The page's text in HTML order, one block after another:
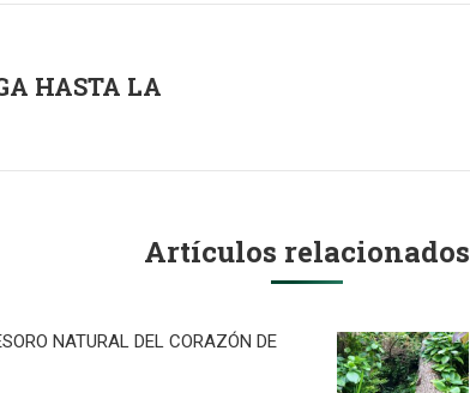
HASTA LA
Artículos relacionados
NATURAL DEL CORAZÓN DE